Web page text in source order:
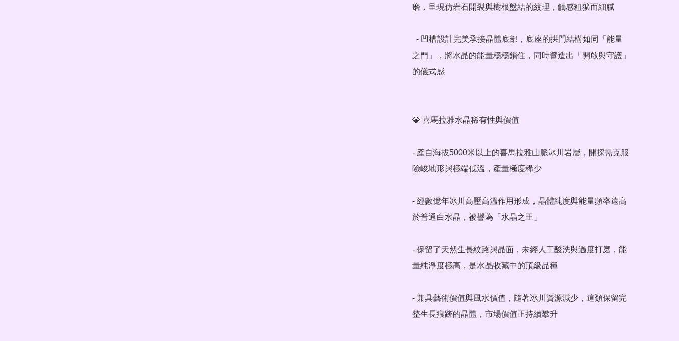
磨，呈現仿岩石開裂與樹根盤結的紋理，觸感粗獷而細膩
之門」，將水晶的能量穩穩鎖住，同時營造出「開啟與守護」
的儀式感
💎 喜馬拉雅水晶稀有性與價值
- 產自海拔5000米以上的喜馬拉雅山脈冰川岩層，開採需克服
險峻地形與極端低溫，產量極度稀少
- 經數億年冰川高壓高溫作用形成，晶體純度與能量頻率遠高
於普通白水晶，被譽為「水晶之王」
- 保留了天然生長紋路與晶面，未經人工酸洗與過度打磨，能
量純淨度極高，是水晶收藏中的頂級品種
- 兼具藝術價值與風水價值，隨著冰川資源減少，這類保留完
整生長痕跡的晶體，市場價值正持續攀升